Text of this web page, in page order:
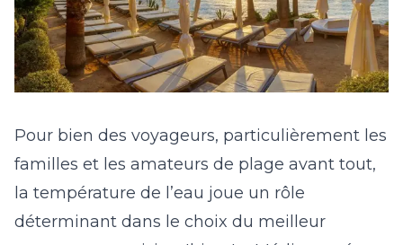
Pour bien des voyageurs, particulièrement les
familles et les amateurs de plage avant tout,
la température de l’eau joue un rôle
déterminant dans le choix du meilleur